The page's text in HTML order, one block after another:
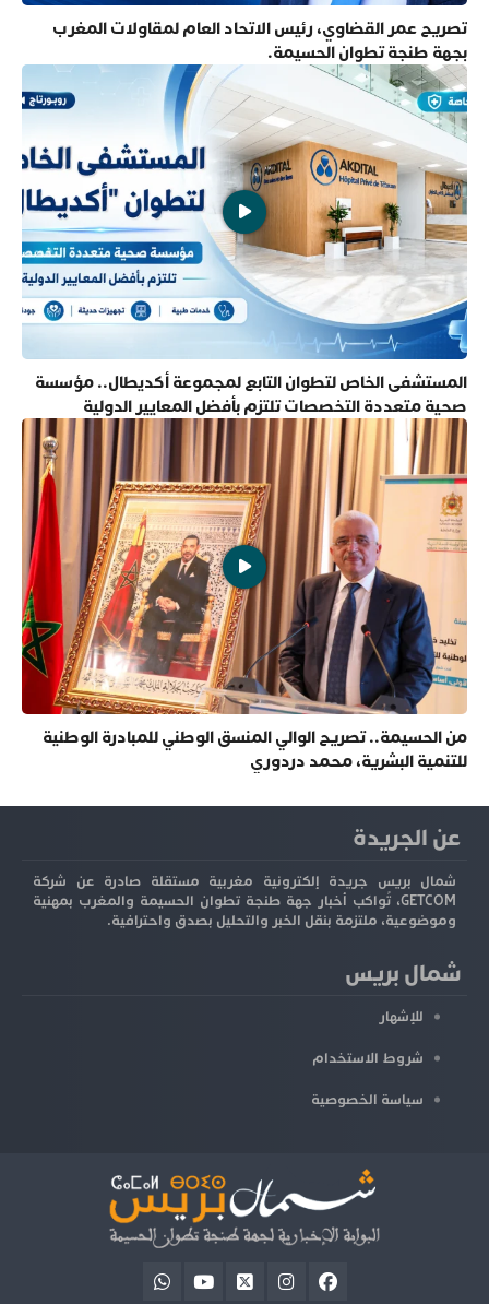
تصريح عمر القضاوي، رئيس الاتحاد العام لمقاولات المغرب
بجهة طنجة تطوان الحسيمة.
المستشفى الخاص لتطوان التابع لمجموعة أكديطال.. مؤسسة
صحية متعددة التخصصات تلتزم بأفضل المعايير الدولية
من الحسيمة.. تصريح الوالي المنسق الوطني للمبادرة الوطنية
للتنمية البشرية، محمد دردوري
عن الجريدة
شمال بريس جريدة إلكترونية مغربية مستقلة صادرة عن شركة
GETCOM، تُواكب أخبار جهة طنجة تطوان الحسيمة والمغرب بمهنية
وموضوعية، ملتزمة بنقل الخبر والتحليل بصدق واحترافية.
شمال بريس
للإشهار
شروط الاستخدام
سياسة الخصوصية